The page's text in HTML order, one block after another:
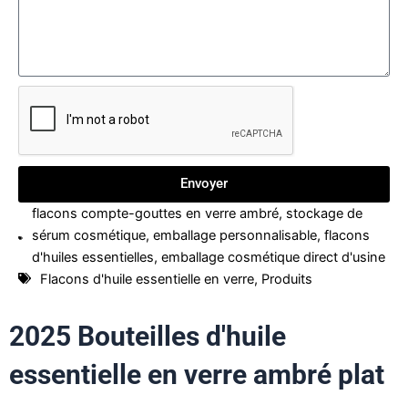
Envoyer
flacons compte-gouttes en verre ambré, stockage de
sérum cosmétique, emballage personnalisable, flacons
d'huiles essentielles, emballage cosmétique direct d'usine
Flacons d'huile essentielle en verre, Produits
2025 Bouteilles d'huile
essentielle en verre ambré plat